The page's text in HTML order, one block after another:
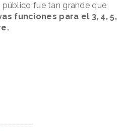
público fue tan grande que
funciones para el 3, 4, 5,